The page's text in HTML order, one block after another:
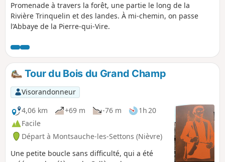
Promenade à travers la forêt, une partie le long de la
Rivière Trinquelin et des landes. À mi-chemin, on passe
l’Abbaye de la Pierre-qui-Vire.
Tour du Bois du Grand Champ
Visorandonneur
4,06 km
+69 m -76 m
1h 20
Facile
Départ à Montsauche-les-Settons (Nièvre)
Une petite boucle sans difficulté, qui a été